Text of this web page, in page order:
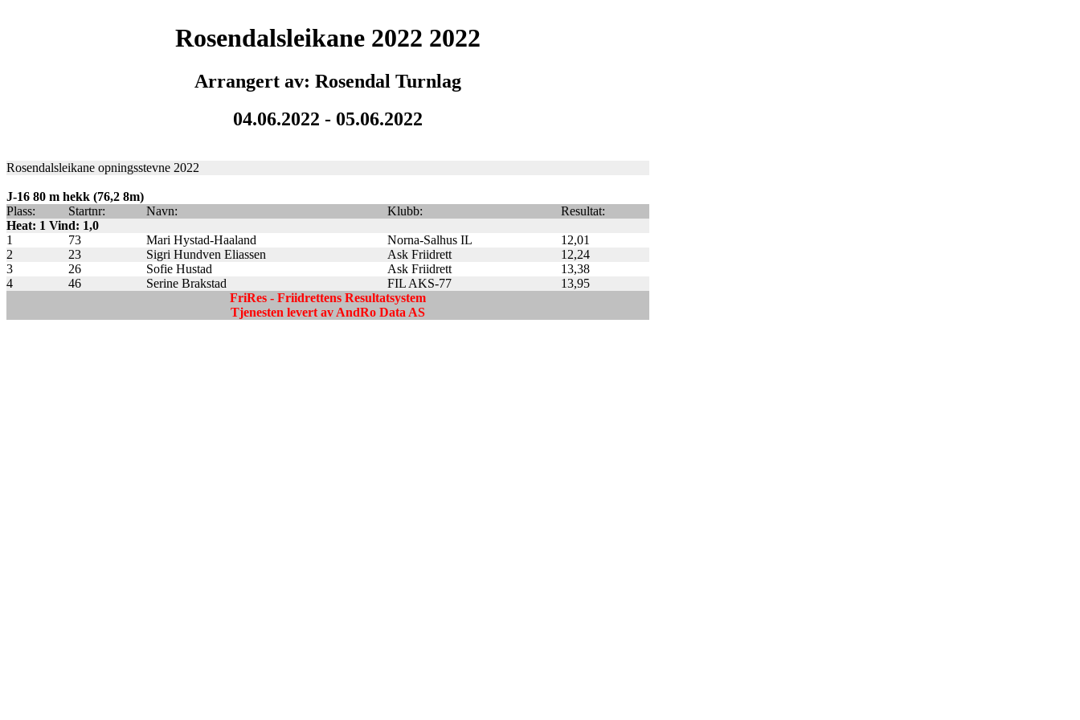
Rosendalsleikane 2022 2022
Arrangert av: Rosendal Turnlag
04.06.2022 - 05.06.2022
Rosendalsleikane opningsstevne 2022
J-16 80 m hekk (76,2 8m)
Plass:
Startnr: Navn: Klubb:
Resultat:
Heat: 1 Vind: 1,0
1
73 Mari Hystad-Haaland Norna-Salhus IL
12,01
2
23 Sigri Hundven Eliassen Ask Friidrett
12,24
3
26 Sofie Hustad Ask Friidrett
13,38
4
46 Serine Brakstad FIL AKS-77
13,95
FriRes - Friidrettens Resultatsystem
Tjenesten levert av AndRo Data AS